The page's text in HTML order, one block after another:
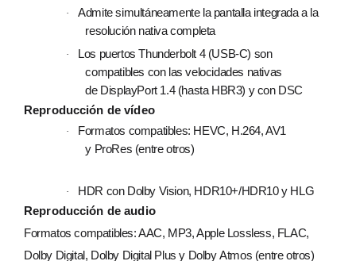
·
Admite simultáneamente la pantalla integrada a la
resolución nativa completa
·
Los puertos Thunderbolt 4 (USB‑C) son
compatibles con las velocidades nativas
de DisplayPort 1.4 (hasta HBR3) y con DSC
Reproducción de vídeo
·
Formatos compatibles: HEVC, H.264, AV1
y ProRes (entre otros)
·
HDR con Dolby Vision, HDR10+/HDR10 y HLG
Reproducción de audio
Formatos compatibles: AAC, MP3, Apple Lossless, FLAC,
Dolby Digital, Dolby Digital Plus y Dolby Atmos (entre otros)